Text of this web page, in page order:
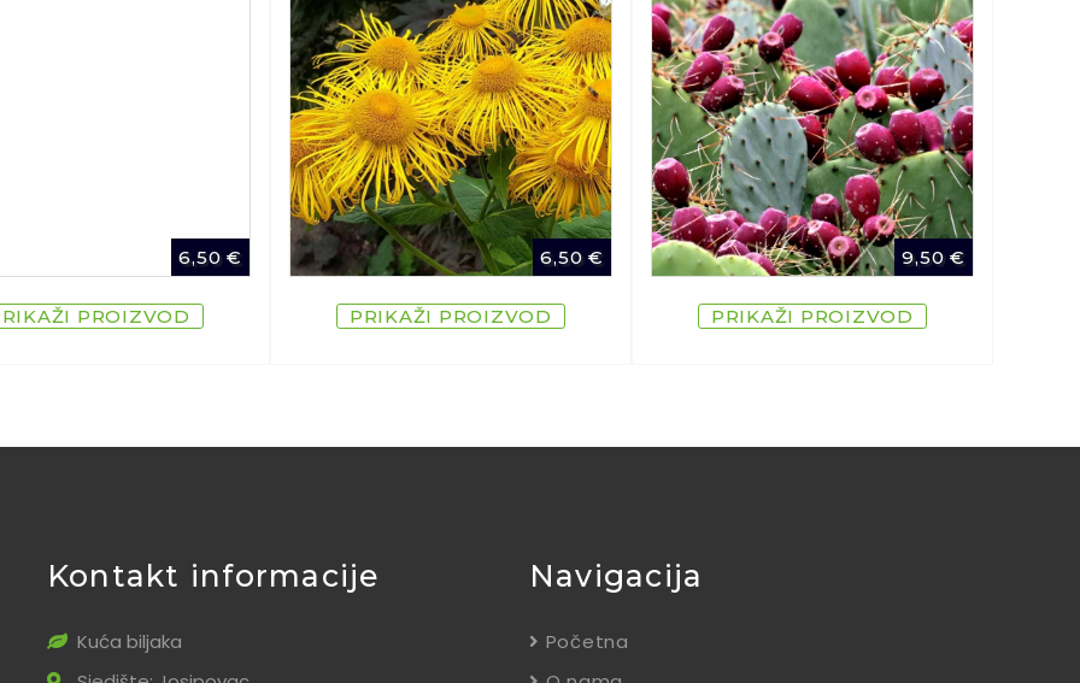
6,50€
PROIZVOD
6,50€
PRIKAŽI PROIZVOD
9,50€
PRIKAŽI PROIZVOD
Kontakt informacije
Kuća biljaka
Navigacija
Početna